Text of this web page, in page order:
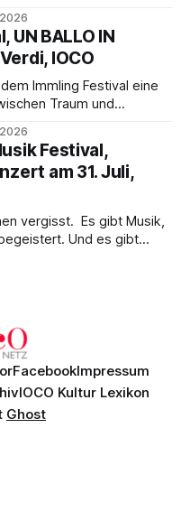
den Wiener
zweite Akt jedoch
BALLO IN
IOCO
Immling Festival eine
Traum und
Bildern, getragen von
einer musikalisch
Festival,
am 31. Juli,
Es gibt Musik,
Und es gibt
Wiesbaden, an dem
FacebookImpressum
IOCO Kultur Lexikon
Ghost